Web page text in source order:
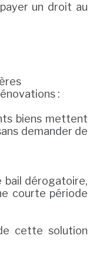
un droit au
:
biens mettent
demander de
bail dérogatoire,
courte période
cette solution